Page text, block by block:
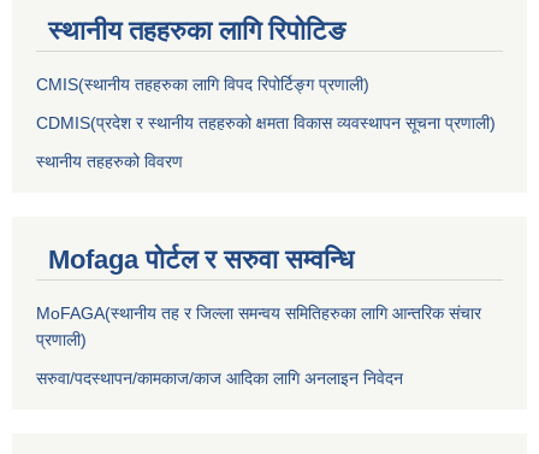
स्थानीय तहहरुका लागि रिपोटिङ
CMIS(स्थानीय तहहरुका लागि विपद रिपोर्टिङ्ग प्रणाली)
CDMIS(प्रदेश र स्थानीय तहहरुको क्षमता विकास व्यवस्थापन सूचना प्रणाली)
स्थानीय तहहरुको विवरण
Mofaga पोर्टल र सरुवा सम्वन्धि
MoFAGA(स्थानीय तह र जिल्ला समन्वय समितिहरुका लागि आन्तरिक संचार
प्रणाली)
सरुवा/पदस्थापन/कामकाज/काज आदिका लागि अनलाइन निवेदन